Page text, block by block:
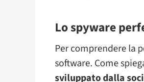
Lo spyware
Per comprendere la
software. Come
sviluppato dalla